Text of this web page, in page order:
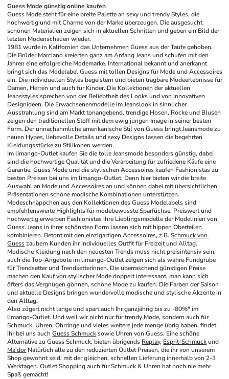
Guess Mode günstig online kaufen
Guess Mode steht für eine breite Palette an sexy und trendy Styles, die
hochwertig und mit Charme von der Marke überzeugen. Die ausgesucht
schönen Materialien zeigen sich in aktuellen Schnitten und geben ein Bild der
letzten Modenschauen wieder.
1981 wurde in Kalifornien das Unternehmen Guess aus der Taufe gehoben.
Die Brüder Marciano kreierten ganz am Anfang Jeans und schufen mit den
Jahren eine erfolgreiche Modemarke. International bekannt und anerkannt
bringt sich das Modelabel Guess mit tollen Designs für Mode und Accessoires
ein. Die individuellen Styles begeistern und bieten tragbare Modeerlebnisse für
Damen, Herren und auch für Kinder. Die Kollektionen der aktuellen
Jeansstyles sprechen von der Beliebtheit des Looks und von innovativen
Designideen. Die Erwachsenenmodelle im Jeanslook in sinnlicher
Ausstrahlung sind am Markt tonangebend, trendige Hosen, Röcke und Blusen
zeigen den traditionellen Stoff mit dem ewig jungen Image in seiner besten
Form. Der unnachahmliche amerikanische Stil von Guess bringt Jeansmode zu
neuen Hypes, liebevolle Details und sexy Designs lassen die begehrten
Kleidungsstücke zu Stilikonen werden.
Im limango-Outlet kaufen Sie die tolle Jeansmode besonders günstig, dabei
sind die hochwertige Qualität und die Verarbeitung für zufriedene Käufe eine
Garantie. Guess Mode und die stylischen Accessoires kaufen Fashionistas zu
besten Preisen bei uns im limango-Outlet. Denn hier bieten wir die breite
Auswahl an Mode und Accessoires an und können dabei mit übersichtlichen
Präsentationen schöne modische Kombinationen unterstützen.
Modeschnäppchen aus den Kollektionen des Guess Modelabels sind
empfehlenswerte Highlights für modebewusste Sparfüchse. Preiswert und
hochwertig erwerben Fashionistas ihre Lieblingsmodelle der Modelinien von
Guess. Jeans in ihrer schönsten Form lassen sich mit hippen Oberteilen
kombinieren. Betont mit den einzigartigen Accessoires, z.B. Schmuck von
Guess zaubern Kunden ihr individuelles Outfit für Freizeit und Alltag.
Modische Kleidung nach den neuesten Trends muss nicht preisintensiv sein,
auch die Top-Angebote im limango-Outlet zeigen sich als wahre Fundgrube
für Trendsetter und Trendsetterinnen. Die überraschend günstigen Preise
machen den Kauf von stylischer Mode doppelt interessant, man kann sich
öfters das Vergnügen gönnen, schöne Mode zu kaufen. Die Farben der Saison
und aktuelle Designs bringen wundervolle modische und stylische Akzente in
den Alltag.
Also zögert nicht lange und spart auch Ihr ganzjährig bis zu -80%* im
limango-Outlet. Und weil wir nicht nur für trendy Mode, sondern auch für
Schmuck, Uhren, Ohrringe und vieles weitere jede menge übrig haben, findet
ihr bei uns auch Guess Schmuck sowie Uhren von Guess. Eine schöne
Alternative zu Guess Schmuck, bieten übrigends Replay, Esprit-Schmuck
Ma'dor Natürlich alle zu den reduzierten Outlet Preisen, die ihr von unserem
Shop gewohnt seid, mit der gleichen, schnellen Lieferung innerhalb von 2-3
Werktagen. Outlet Shopping auch für Schmuck & Uhren hat noch nie mehr
Spaß gemacht!